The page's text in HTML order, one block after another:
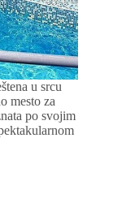
u srcu
mesto za
po svojim